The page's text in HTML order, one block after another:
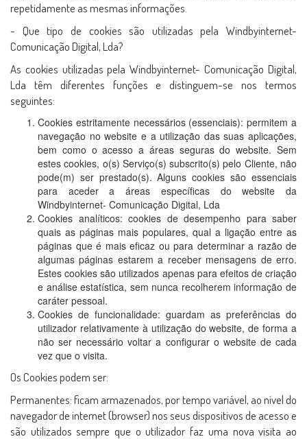
repetidamente as mesmas informações.
- Que tipo de cookies são utilizadas pela Windbyinternet-
Comunicação Digital, Lda?
As cookies utilizadas pela Windbyinternet- Comunicação Digital,
Lda têm diferentes funções e distinguem-se nos termos
seguintes:
Cookies estritamente necessários (essenciais): permitem a
navegação no website e a utilização das suas aplicações,
bem como o acesso a áreas seguras do website. Sem
estes cookies, o(s) Serviço(s) subscrito(s) pelo Cliente, não
pode(m) ser prestado(s). Alguns cookies são essenciais
para aceder a áreas específicas do website da
Windbyinternet- Comunicação Digital, Lda
Cookies analíticos: cookies de desempenho para saber
quais as páginas mais populares, qual a ligação entre as
páginas que é mais eficaz ou para determinar a razão de
algumas páginas estarem a receber mensagens de erro.
Estes cookies são utilizados apenas para efeitos de criação
e análise estatística, sem nunca recolherem informação de
caráter pessoal.
Cookies de funcionalidade: guardam as preferências do
utilizador relativamente à utilização do website, de forma a
não ser necessário voltar a configurar o website de cada
vez que o visita.
Os Cookies podem ser:
Permanentes: ficam armazenados, por tempo variável, ao nível do
navegador de internet (browser) nos seus dispositivos de acesso e
são utilizados sempre que o utilizador faz uma nova visita ao